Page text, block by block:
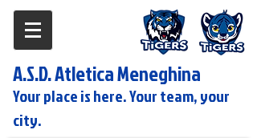
A.S.D. Atletica Meneghina
Your place is here. Your team, your
city.